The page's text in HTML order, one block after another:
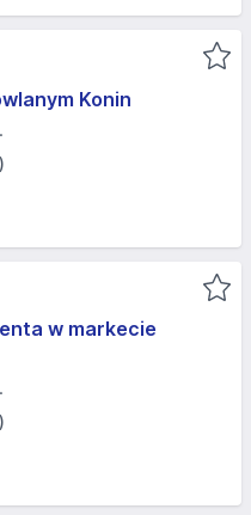
Konin
w markecie